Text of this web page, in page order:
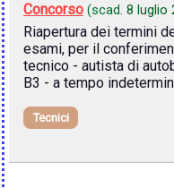
Concorso (scad. 8 luglio
Riapertura dei termini
esami, per il
tecnico - autista di
B3 - a tempo
Tecnici